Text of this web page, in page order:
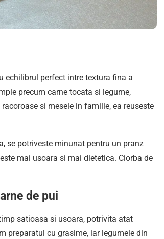
echilibrul perfect intre textura fina a
precum carne tocata si legume,
si mesele in familie, ea reuseste
se potriveste minunat pentru un pranz
mai usoara si mai dietetica. Ciorba de
de pui
satioasa si usoara, potrivita atat
preparatul cu grasime, iar legumele din